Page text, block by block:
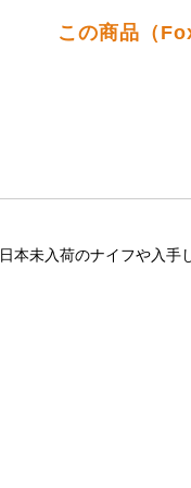
この商品（
日本未入荷のナイフや入手